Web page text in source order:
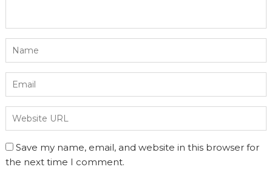
Save my name, email, and website in this browser for
the next time I comment.